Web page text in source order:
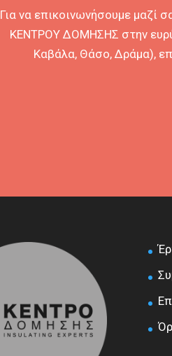
Για να επικοινωνήσουμε μαζί
ΚΕΝΤΡΟΥ ΔΟΜΗΣΗΣ στην
Καβάλα, Θάσο, Δράμα),